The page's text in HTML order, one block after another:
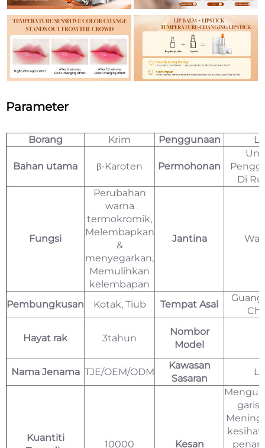
Parameter
Borang Krim Penggunaan
Bahan utama β-Karoten Permohonan
Di
Fungsi
Perubahan
warna
termokromik,
Melembapkan
&
menyegarkan,
Memulihkan
kelembapan
Jantina
Pembungkusan Kotak, Tiub Tempat Asal
Hayat rak 3tahun
Nombor
Model
Nama Jenama TJE/OEM/ODM
Kawasan
Sasaran
Kuantiti
10000 Kesan
garis